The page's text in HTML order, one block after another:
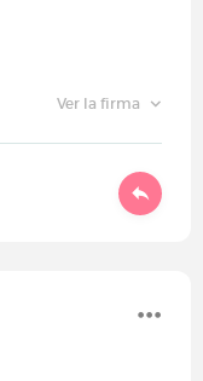
Ver la firma